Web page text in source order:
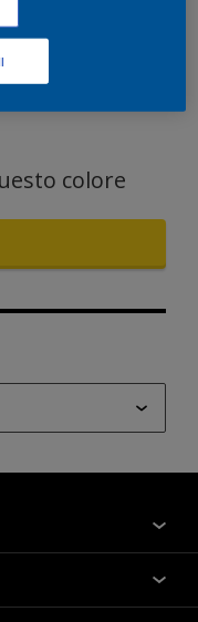
colore